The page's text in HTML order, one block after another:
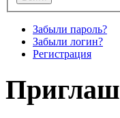
Забыли пароль?
Забыли логин?
Регистрация